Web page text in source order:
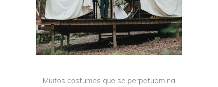
Muitos costumes que se perpetuam na